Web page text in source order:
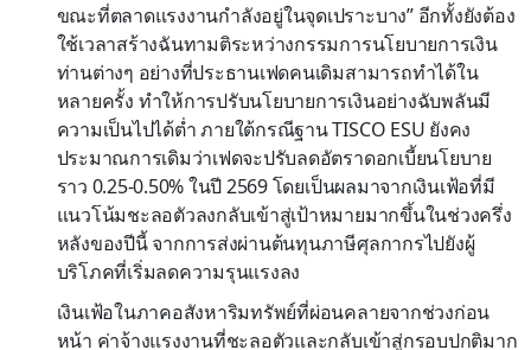
ขณะที่ตลาดแรงงานกำลังอยู่ในจุดเปราะบาง” อีกทั้งยังต้อง
ใช้เวลาสร้างฉันทามติระหว่างกรรมการนโยบายการเงิน
ท่านต่างๆ อย่างที่ประธานเฟดคนเดิมสามารถทำได้ใน
หลายครั้ง ทำให้การปรับนโยบายการเงินอย่างฉับพลันมี
ความเป็นไปได้ต่ำ ภายใต้กรณีฐาน TISCO ESU ยังคง
ประมาณการเดิมว่าเฟดจะปรับลดอัตราดอกเบี้ยนโยบาย
ราว 0.25-0.50% ในปี 2569 โดยเป็นผลมาจากเงินเฟ้อที่มี
แนวโน้มชะลอตัวลงกลับเข้าสู่เป้าหมายมากขึ้นในช่วงครึ่ง
หลังของปีนี้ จากการส่งผ่านต้นทุนภาษีศุลกากรไปยังผู้
บริโภคที่เริ่มลดความรุนแรงลง
เงินเฟ้อในภาคอสังหาริมทรัพย์ที่ผ่อนคลายจากช่วงก่อน
หน้า ค่าจ้างแรงงานที่ชะลอตัวและกลับเข้าสู่กรอบปกติมาก